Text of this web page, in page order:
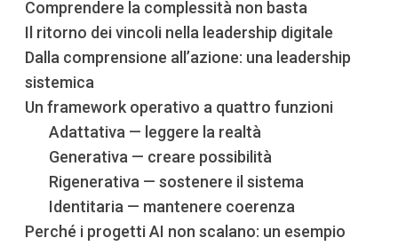
Comprendere la complessità non basta
Il ritorno dei vincoli nella leadership digitale
Dalla comprensione all’azione: una leadership
sistemica
Un framework operativo a quattro funzioni
Adattativa — leggere la realtà
Generativa — creare possibilità
Rigenerativa — sostenere il sistema
Identitaria — mantenere coerenza
Perché i progetti AI non scalano: un esempio